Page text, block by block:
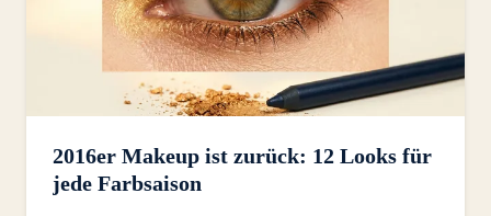
2016er Makeup ist zurück: 12 Looks für
jede Farbsaison